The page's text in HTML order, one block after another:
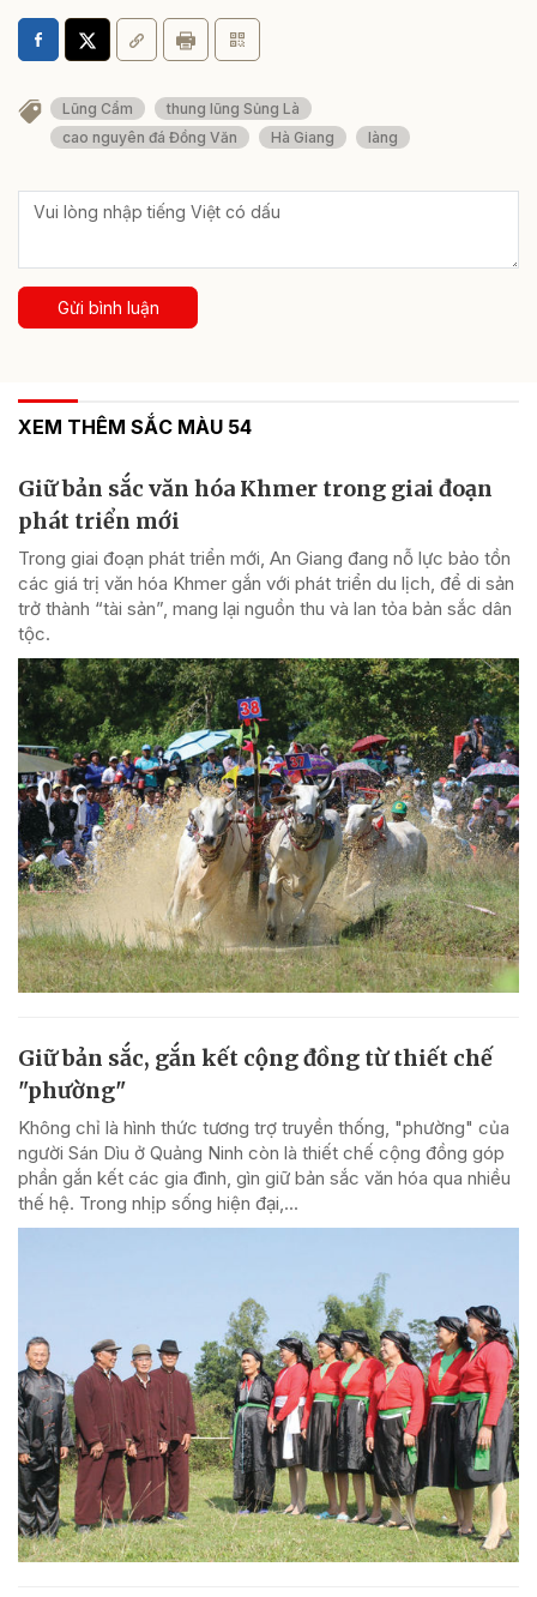
Lũng Cẩm
thung lũng Sủng Là
cao nguyên đá Đồng Văn
Hà Giang làng
Gửi bình luận
XEM THÊM SẮC MÀU 54
Giữ bản sắc văn hóa Khmer trong giai đoạn
phát triển mới
Trong giai đoạn phát triển mới, An Giang đang nỗ lực bảo tồn
các giá trị văn hóa Khmer gắn với phát triển du lịch, để di sản
trở thành “tài sản”, mang lại nguồn thu và lan tỏa bản sắc dân
tộc.
Giữ bản sắc, gắn kết cộng đồng từ thiết chế
"phường"
Không chỉ là hình thức tương trợ truyền thống, "phường" của
người Sán Dìu ở Quảng Ninh còn là thiết chế cộng đồng góp
phần gắn kết các gia đình, gìn giữ bản sắc văn hóa qua nhiều
thế hệ. Trong nhịp sống hiện đại,...